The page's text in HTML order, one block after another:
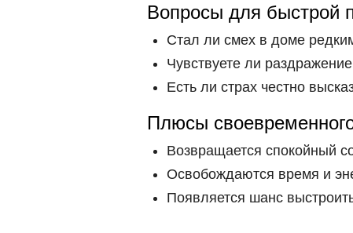
Вопросы для быстрой
Стал ли смех в доме
Чувствуете ли
Есть ли страх честно
Плюсы
Возвращается спокойный
Освобождаются время и
Появляется шанс